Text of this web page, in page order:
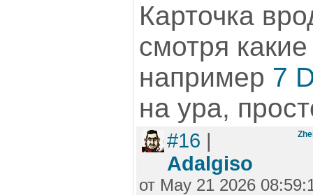
Карточка
смотря
например 7
на ура,
#16 |
Adalgiso
от May 21 2026